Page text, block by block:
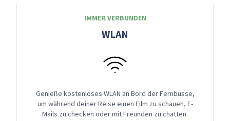
IMMER VERBUNDEN
WLAN
Genieße kostenloses WLAN an Bord der Fernbusse,
um während deiner Reise einen Film zu schauen, E-
Mails zu checken oder mit Freunden zu chatten.